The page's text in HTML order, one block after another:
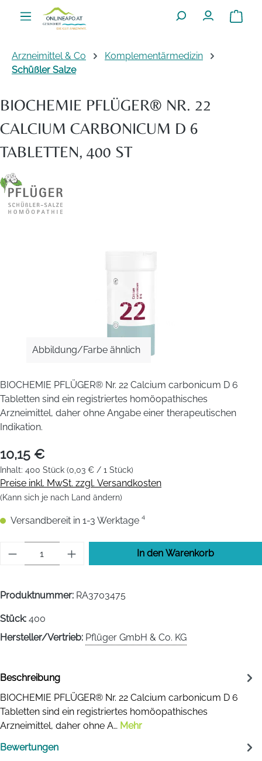
Zum Hauptinhalt springen
Arzneimittel & Co
Komplementärmedizin
Schüßler Salze
BIOCHEMIE PFLÜGER® NR. 22
CALCIUM CARBONICUM D 6
TABLETTEN, 400 ST
Abbildung/Farbe ähnlich
BIOCHEMIE PFLÜGER® Nr. 22 Calcium carbonicum D 6
Tabletten sind ein registriertes homöopathisches
Arzneimittel, daher ohne Angabe einer therapeutischen
Indikation.
10,15 €
Inhalt: 400 Stück (0,03 € / 1 Stück)
Preise inkl. MwSt. zzgl. Versandkosten
(Kann sich je nach Land ändern)
Versandbereit in 1-3 Werktage ⁴
Produkt Anzahl: Gib den gewünschten
In den Warenkorb
Produktnummer: RA3703475
Stück: 400
Hersteller/Vertrieb: Pflüger GmbH & Co. KG
Beschreibung
BIOCHEMIE PFLÜGER® Nr. 22 Calcium carbonicum D 6
Tabletten sind ein registriertes homöopathisches
Arzneimittel, daher ohne A… Mehr
Bewertungen